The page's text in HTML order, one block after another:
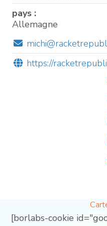
pays :
Allemagne
https://
[borlabs-cookie